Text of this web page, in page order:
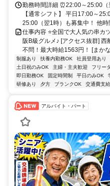
勤務時間詳細 ⏰22:00～25:00（
【通常シフト】 平日17:00～
25:00（翌1時）も募集中！ 他時
仕事内容 ⭐全国で大人気の串カ
阪B級グルメ♪ [アクセス抜群]
不問！最大時給1563円！ [まか
制服あり 扶養内勤務OK 社員登用あり
土日祝のみOK
主婦・主夫歓迎 フリー
即日勤務OK
固定時間制 平日のみOK
研修あり
夕方 ブランクOK 交通費支給
アルバイト・パート